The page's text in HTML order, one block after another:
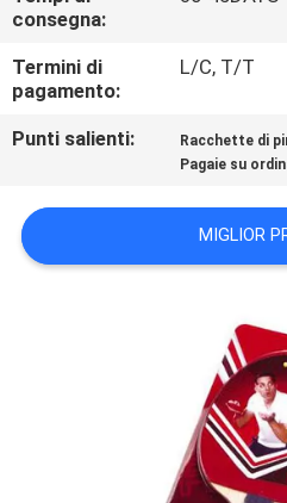
CONTATTACI
CHIEDI
UN
PREVENTIVO
MAPPA
consegna:
Termini di
pagamento:
L/C, T/T
Punti salienti: Racchette di
Pagaie su
MIGLIOR